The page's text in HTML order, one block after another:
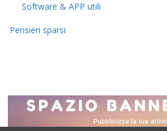
Software & APP utili
Pensieri sparsi